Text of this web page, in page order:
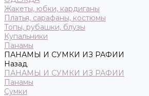
Жакеты, юбки, кардиганы
Платья, сарафаны, костюмы
Топы, рубашки, блузы
Купальники
Панамы
ПАНАМЫ И СУМКИ ИЗ РАФИИ
Назад
ПАНАМЫ И СУМКИ ИЗ РАФИИ
Панамы
Сумки